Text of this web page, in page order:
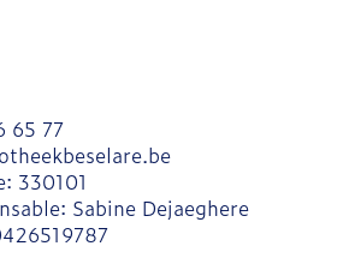
65 77
330101
Sabine Dejaeghere